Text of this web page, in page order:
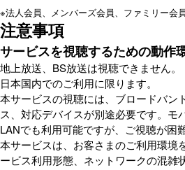
※法人会員、メンバーズ会員、ファミリー会
注意事項
サービスを視聴するための動作
地上放送、BS放送は視聴できません。
日本国内でのご利用に限ります。
本サービスの視聴には、ブロードバン
ス、対応デバイスが別途必要です。モ
LANでも利用可能ですが、ご視聴が困
本サービスは、お客さまのご利用環境
ービス利用形態、ネットワークの混雑